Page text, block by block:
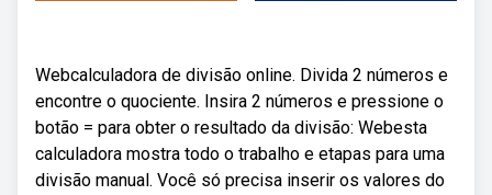
Webcalculadora de divisão online. Divida 2 números e
encontre o quociente. Insira 2 números e pressione o
botão = para obter o resultado da divisão: Webesta
calculadora mostra todo o trabalho e etapas para uma
divisão manual. Você só precisa inserir os valores do